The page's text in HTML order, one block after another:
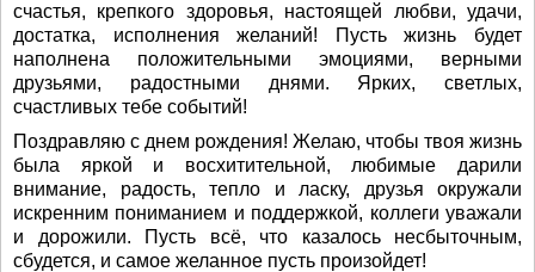
счастья, крепкого здоровья, настоящей любви, удачи,
достатка, исполнения желаний! Пусть жизнь будет
наполнена положительными эмоциями, верными
друзьями, радостными днями. Ярких, светлых,
счастливых тебе событий!
Поздравляю с днем рождения! Желаю, чтобы твоя жизнь
была яркой и восхитительной, любимые дарили
внимание, радость, тепло и ласку, друзья окружали
искренним пониманием и поддержкой, коллеги уважали
и дорожили. Пусть всё, что казалось несбыточным,
сбудется, и самое желанное пусть произойдет!